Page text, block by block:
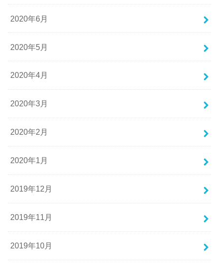
2020年6月
2020年5月
2020年4月
2020年3月
2020年2月
2020年1月
2019年12月
2019年11月
2019年10月